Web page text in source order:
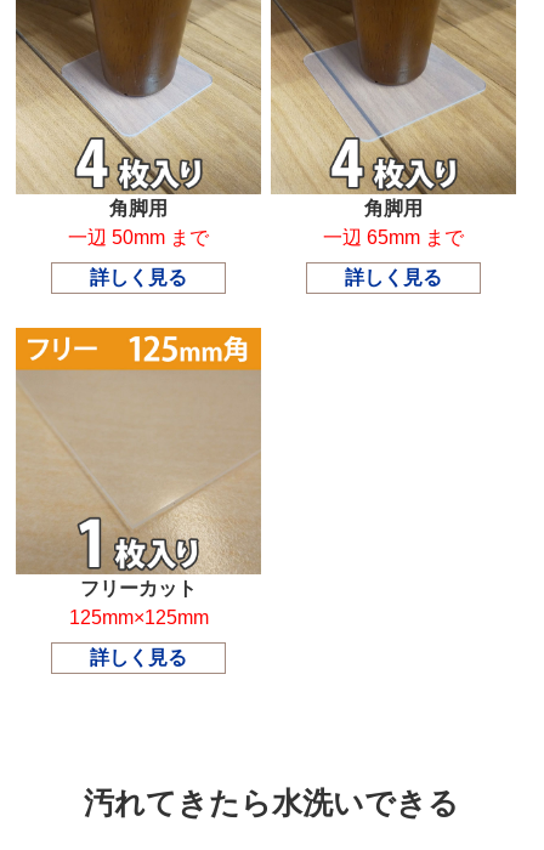
角脚用
一辺 50mm まで
詳しく見る
角脚用
一辺 65mm まで
詳しく見る
フリーカット
125mm×125mm
詳しく見る
汚れてきたら水洗いできる